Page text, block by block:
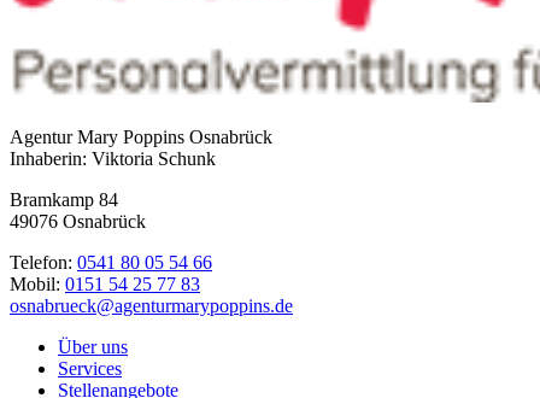
Agentur Mary Poppins Osnabrück
Inhaberin: Viktoria Schunk
Bramkamp 84
49076 Osnabrück
Telefon: 0541 80 05 54 66
Mobil: 0151 54 25 77 83
osnabrueck@agenturmarypoppins.de
Über uns
Services
Stellenangebote